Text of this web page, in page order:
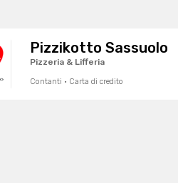
Pizzikotto Sassuolo
Pizzeria & Lifferia
Contanti · Carta di credito